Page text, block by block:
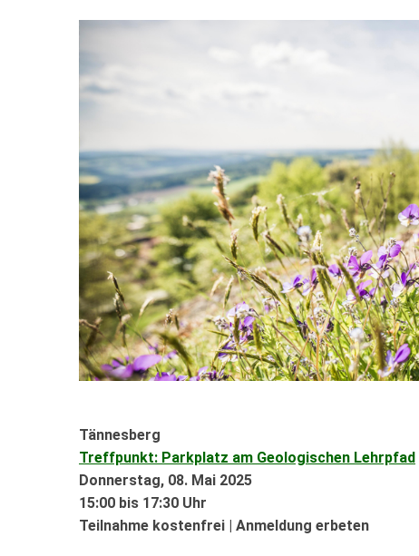
Tännesberg
Treffpunkt: Parkplatz am Geologischen Lehrpfad
Donnerstag, 08. Mai 2025
15:00 bis 17:30 Uhr
Teilnahme kostenfrei | Anmeldung erbeten